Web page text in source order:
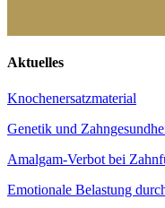
Aktuelles
Knochenersatzmaterial
Genetik und
Amalgam-Verbot bei
Emotionale Belastung